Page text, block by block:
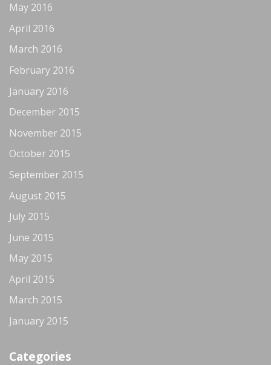
May 2016
April 2016
March 2016
February 2016
January 2016
December 2015
November 2015
October 2015
September 2015
August 2015
July 2015
June 2015
May 2015
April 2015
March 2015
January 2015
Categories